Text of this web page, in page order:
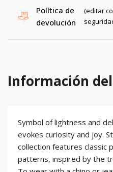
Política de
devolución
(editar
Información
Symbol of lightness and
evokes curiosity and joy.
collection features classic
patterns, inspired by the